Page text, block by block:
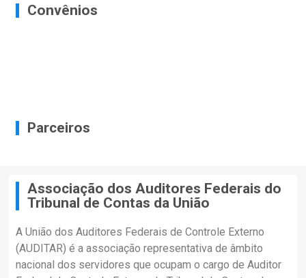
Convênios
Parceiros
Associação dos Auditores Federais do
Tribunal de Contas da União
A União dos Auditores Federais de Controle Externo
(AUDITAR) é a associação representativa de âmbito
nacional dos servidores que ocupam o cargo de Auditor